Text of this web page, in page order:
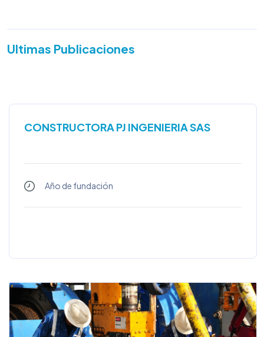
Ultimas Publicaciones
CONSTRUCTORA PJ INGENIERIA SAS
Año de fundación